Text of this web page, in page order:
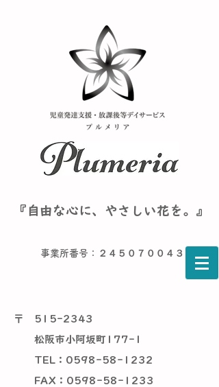
『自由な心に、やさしい花を。』
事業所番号：２４５０７００４３６
〒
515-2343
松阪市小阿坂町177-1
TEL：0598-58-1232
​ FAX：0598-58-1233